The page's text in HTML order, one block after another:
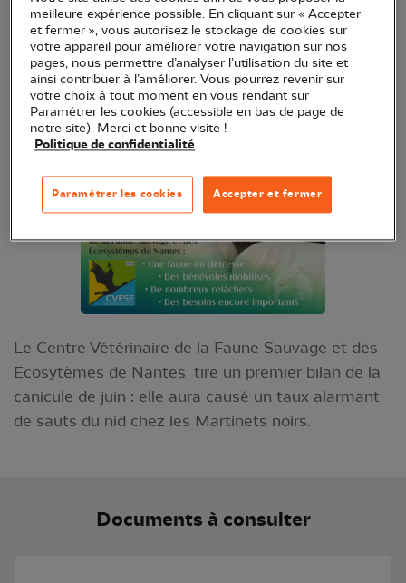
Le Centre Vétérinaire de la Faune Sauvage et des
Ecosytèmes de Nantes tire un premier bilan de la
canicule de juin : elle aura causé un taux alarmant
de sauts du nid chez les Martinets noirs.
Documents à consulter
meilleure expérience possible. En cliquant sur « Accepter
et fermer », vous autorisez le stockage de cookies sur
votre appareil pour améliorer votre navigation sur nos
pages, nous permettre d’analyser l’utilisation du site et
ainsi contribuer à l’améliorer. Vous pourrez revenir sur
votre choix à tout moment en vous rendant sur
Paramétrer les cookies (accessible en bas de page de
notre site). Merci et bonne visite !
Politique de confidentialité
Accepter et fermer
Paramétrer les cookies